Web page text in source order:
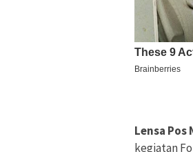
Lensa Pos
kegiatan